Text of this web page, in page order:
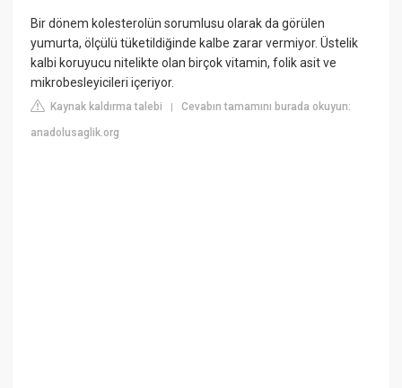
Bir dönem kolesterolün sorumlusu olarak da görülen
yumurta, ölçülü tüketildiğinde kalbe zarar vermiyor. Üstelik
kalbi koruyucu nitelikte olan birçok vitamin, folik asit ve
mikrobesleyicileri içeriyor.
Kaynak kaldırma talebi |Cevabın tamamını burada okuyun:
anadolusaglik.org